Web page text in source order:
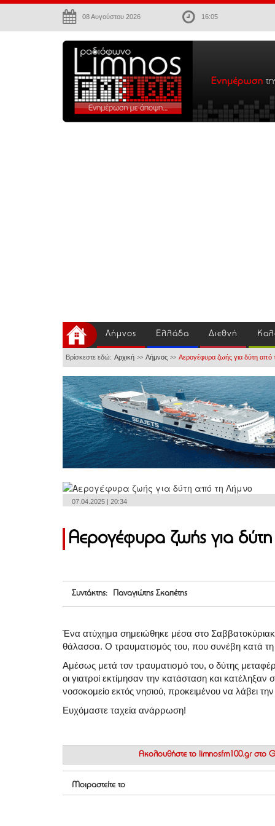
08 Αυγούστου 2026 16:05
Λήμνος Ελλάδα Διεθνή
Βρίσκεστε εδώ: Αρχική >> Λήμνος >> Αερογέφυρα ζωής για δύτη από
07.04.2025 | 20:34
Αερογέφυρα ζωής για
Συντάκτης: Παναγιώτης Σκαπέτης
Ένα ατύχημα σημειώθηκε μέσα στο
θάλασσα. Ο τραυματισμός του, που συνέβη κατά τη
Αμέσως μετά τον τραυματισμό του, ο δύτης
οι γιατροί εκτίμησαν την κατάσταση και
νοσοκομείο εκτός νησιού, προκειμένου να λάβει
Ευχόμαστε ταχεία ανάρρωση!
Ακολουθήστε το limnosfm100.gr στο
Μοιραστείτε το